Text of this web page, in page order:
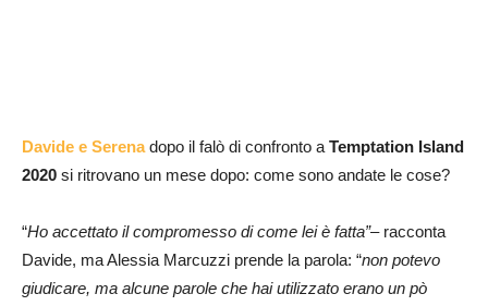
Davide e Serenadopo il falò di confronto aTemptation Island
2020 si ritrovano un mese dopo: come sono andate le cose?
“Ho accettato il compromesso di come lei è fatta”– racconta
Davide, ma Alessia Marcuzzi prende la parola: “non potevo
giudicare, ma alcune parole che hai utilizzato erano un pò